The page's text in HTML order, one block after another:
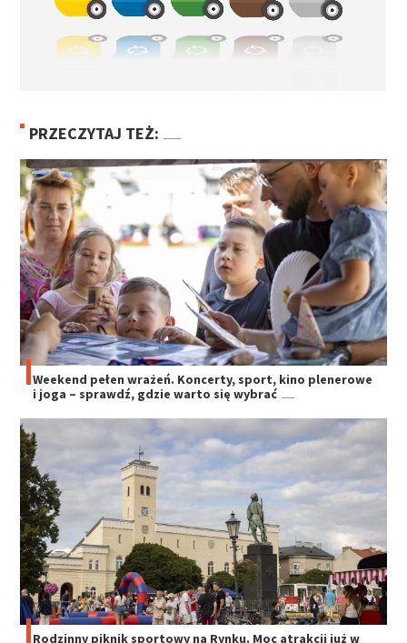
PRZECZYTAJ TEŻ:
Weekend pełen wrażeń. Koncerty, sport, kino plenerowe
i joga – sprawdź, gdzie warto się wybrać
Rodzinny piknik sportowy na Rynku. Moc atrakcji już w